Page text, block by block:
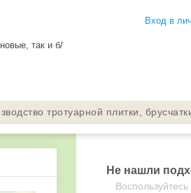
так и б/
Вход в
тротуарной плитки,
Не нашли